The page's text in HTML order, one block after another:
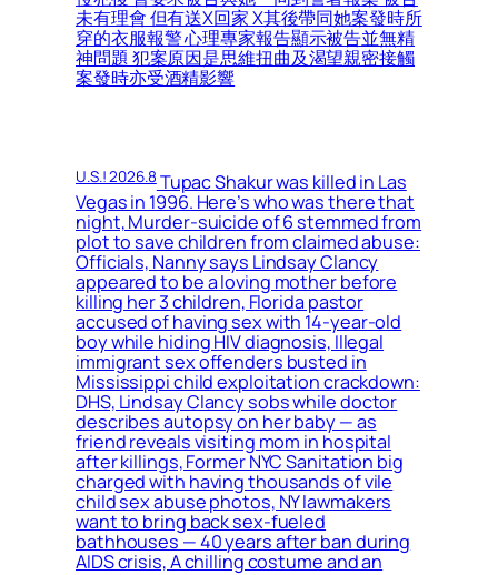
U.S.! 2026.8Tupac Shakur was killed in Las
Vegas in 1996. Here’s who was there that
night, Murder-suicide of 6 stemmed from
plot to save children from claimed abuse:
Officials, Nanny says Lindsay Clancy
appeared to be a loving mother before
killing her 3 children, Florida pastor
accused of having sex with 14-year-old
boy while hiding HIV diagnosis, Illegal
immigrant sex offenders busted in
Mississippi child exploitation crackdown:
DHS, Lindsay Clancy sobs while doctor
describes autopsy on her baby — as
friend reveals visiting mom in hospital
after killings, Former NYC Sanitation big
charged with having thousands of vile
child sex abuse photos, NY lawmakers
want to bring back sex-fueled
bathhouses — 40 years after ban during
AIDS crisis, A chilling costume and an